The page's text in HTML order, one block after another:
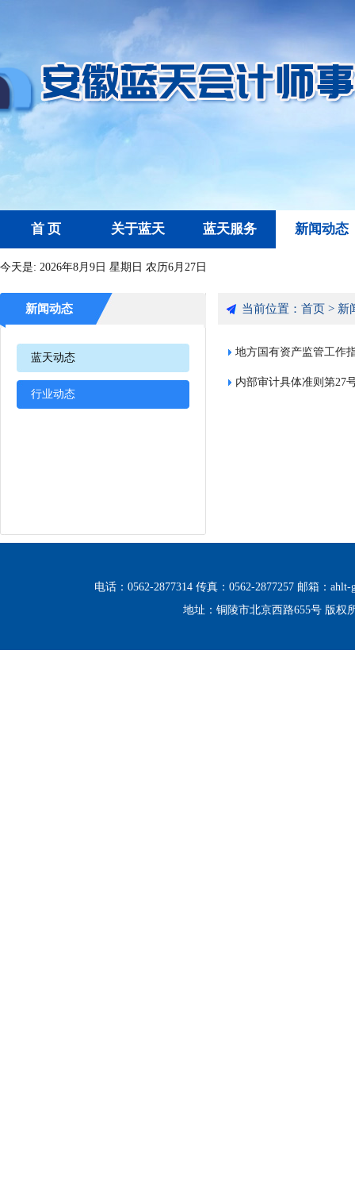
首 页 关于蓝天 蓝天服务 新闻动态
今天是: 2026年8月9日 星期日 农历6月27日
新闻动态
蓝天动态
行业动态
当前位置： 首页 > 新
地方国有资产监管工作
内部审计具体准则第
电话：0562-2877314 传真：0562-2877257 邮箱：
地址：铜陵市北京西路655号 版权